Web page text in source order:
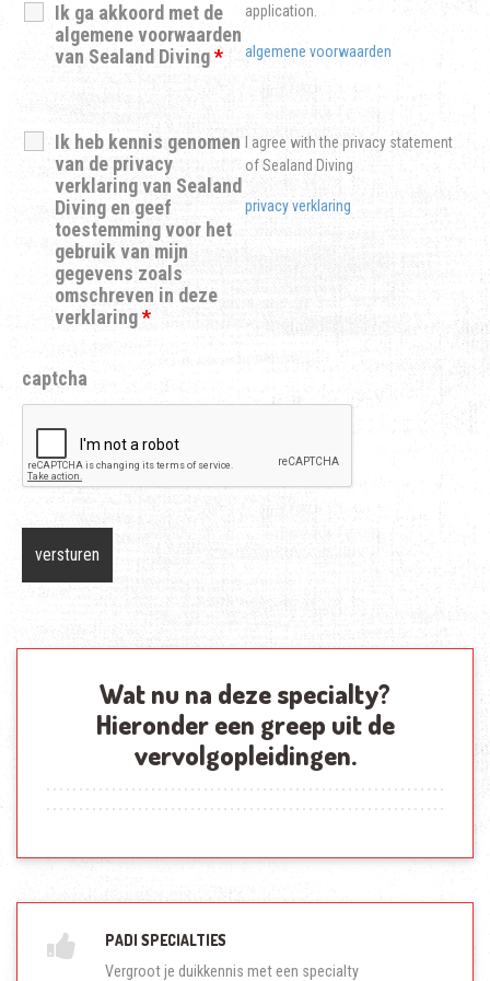
Ik ga akkoord met de
algemene voorwaarden
van Sealand Diving*
application.
algemene voorwaarden
Ik heb kennis genomen
van de privacy
verklaring van Sealand
Diving en geef
toestemming voor het
gebruik van mijn
gegevens zoals
omschreven in deze
verklaring*
I agree with the privacy statement
of Sealand Diving
privacy verklaring
captcha
Wat nu na deze specialty?
Hieronder een greep uit de
vervolgopleidingen.
PADI SPECIALTIES
Vergroot je duikkennis met een specialty